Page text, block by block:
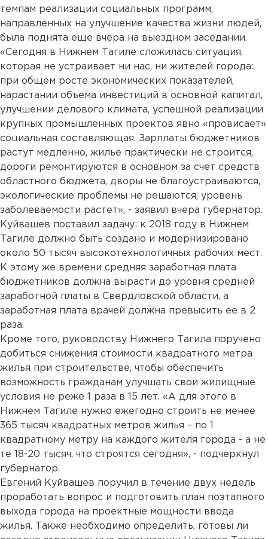
темпам реализации социальных программ,
направленных на улучшение качества жизни людей,
была поднята еще вчера на выездном заседании.
«Сегодня в Нижнем Тагиле сложилась ситуация,
которая не устраивает ни нас, ни жителей города:
при общем росте экономических показателей,
нарастании объема инвестиций в основной капитал,
улучшении делового климата, успешной реализации
крупных промышленных проектов явно «провисает»
социальная составляющая. Зарплаты бюджетников
растут медленно, жилье практически не строится,
дороги ремонтируются в основном за счет средств
областного бюджета, дворы не благоустраиваются,
экологические проблемы не решаются, уровень
заболеваемости растет», - заявил вчера губернатор.
Куйвашев поставил задачу: к 2018 году в Нижнем
Тагиле должно быть создано и модернизировано
около 50 тысяч высокотехнологичных рабочих мест.
К этому же времени средняя заработная плата
бюджетников должна вырасти до уровня средней
заработной платы в Свердловской области, а
заработная плата врачей должна превысить ее в 2
раза.
Кроме того, руководству Нижнего Тагила поручено
добиться снижения стоимости квадратного метра
жилья при строительстве, чтобы обеспечить
возможность гражданам улучшать свои жилищные
условия не реже 1 раза в 15 лет. «А для этого в
Нижнем Тагиле нужно ежегодно строить не менее
365 тысяч квадратных метров жилья – по 1
квадратному метру на каждого жителя города - а не
те 18-20 тысяч, что строятся сегодня», - подчеркнул
губернатор.
Евгений Куйвашев поручил в течение двух недель
проработать вопрос и подготовить план поэтапного
выхода города на проектные мощности ввода
жилья. Также необходимо определить, готовы ли